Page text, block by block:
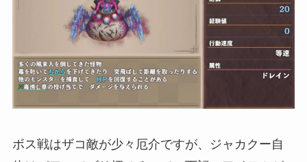
ボス戦はザコ敵が少々厄介ですが、ジャカクー自